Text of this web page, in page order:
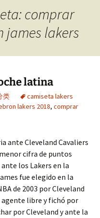
comprar
james lakers
latina
类
camiseta lakers
lakers 2018, comprar
ante Cleveland Cavaliers
cifra de puntos
los Lakers en la
fue elegido en la
de 2003 por Cleveland
agente libre y fichó por
por Cleveland y ante la